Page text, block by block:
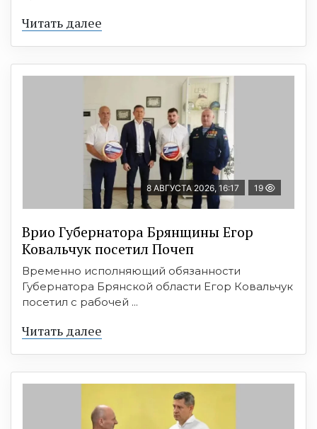
Читать далее
8 АВГУСТА 2026, 16:17 19
Врио Губернатора Брянщины Егор
Ковальчук посетил Почеп
Временно исполняющий обязанности
Губернатора Брянской области Егор Ковальчук
посетил с рабочей ...
Читать далее